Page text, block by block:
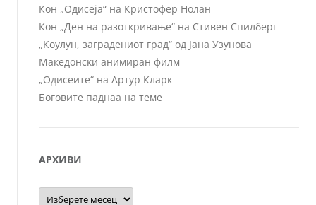
Кон „Одисеја“ на Кристофер Нолан
Кон „Ден на разоткривање“ на Стивен Спилберг
„Коулун, заградениот град“ од Јана Узунова
Македонски анимиран филм
„Одисеите“ на Артур Кларк
Боговите паднаа на теме
АРХИВИ
Архиви